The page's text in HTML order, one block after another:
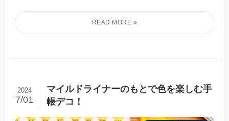
マイルドライナーのもとで色を楽しむ手
帳デコ！
2024
7/01